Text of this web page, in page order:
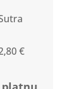
€